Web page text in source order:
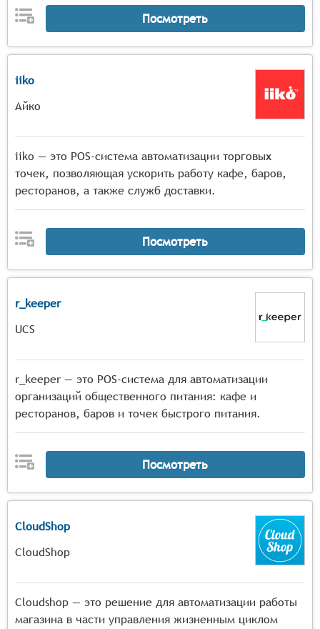
Посмотреть
iiko
Айко
iiko — это POS-система автоматизации торговых
точек, позволяющая ускорить работу кафе, баров,
ресторанов, а также служб доставки.
Посмотреть
r_keeper
UCS
r_keeper — это POS-система для автоматизации
организаций общественного питания: кафе и
ресторанов, баров и точек быстрого питания.
Посмотреть
CloudShop
CloudShop
Cloudshop — это решение для автоматизации работы
магазина в части управления жизненным циклом